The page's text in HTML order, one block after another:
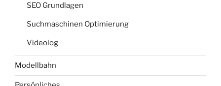
SEO Grundlagen
Suchmaschinen Optimierung
Videolog
Modellbahn